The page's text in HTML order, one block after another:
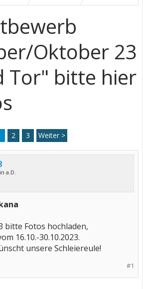
Oktober 23
Tor" bitte hier
2 3 Weiter >
a.D.
bitte Fotos hochladen,
16.10.-30.10.2023.
unsere Schleiereule!
#1